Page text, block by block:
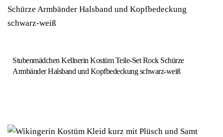
Stubenmädchen Kellnerin Kostüm Teile-Set Rock Schürze
Armbänder Halsband und Kopfbedeckung schwarz-weiß